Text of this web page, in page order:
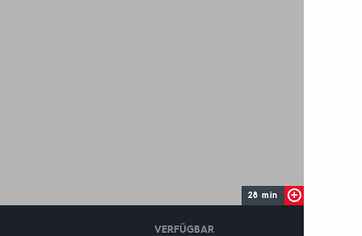
28 min
VERFÜGBAR